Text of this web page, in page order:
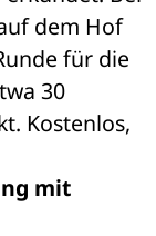
dem Hof
für die
30
Kostenlos,
mit